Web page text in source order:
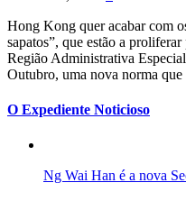
Hong Kong quer acabar com
sapatos”, que estão a
Região Administrativa
Outubro, uma nova norma
O Expediente Noticioso
Ng Wai Han é a nova